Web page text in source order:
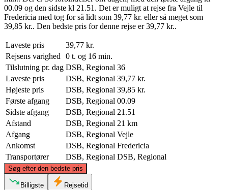
00.09 og den sidste kl 21.51. Det er muligt at rejse fra Vejle til
Fredericia med tog for så lidt som 39,77 kr. eller så meget som
39,85 kr.. Den bedste pris for denne rejse er 39,77 kr..
Laveste pris
39,77 kr.
Rejsens varighed
0 t. og 16 min.
Tilslutning pr. dag DSB, Regional 36
Laveste pris
DSB, Regional 39,77 kr.
Højeste pris
DSB, Regional 39,85 kr.
Første afgang
DSB, Regional 00.09
Sidste afgang
DSB, Regional 21.51
Afstand
DSB, Regional 21 km
Afgang
DSB, Regional Vejle
Ankomst
DSB, Regional Fredericia
Transportører
DSB, Regional DSB, Regional
Søg efter den bedste pris
Vejle
©CARTO, ©OpenStreetMap
Billigste Rejsetid